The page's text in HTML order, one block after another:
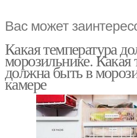
Вас может
Какая температура
морозильнике. Какая
должна быть в
камере